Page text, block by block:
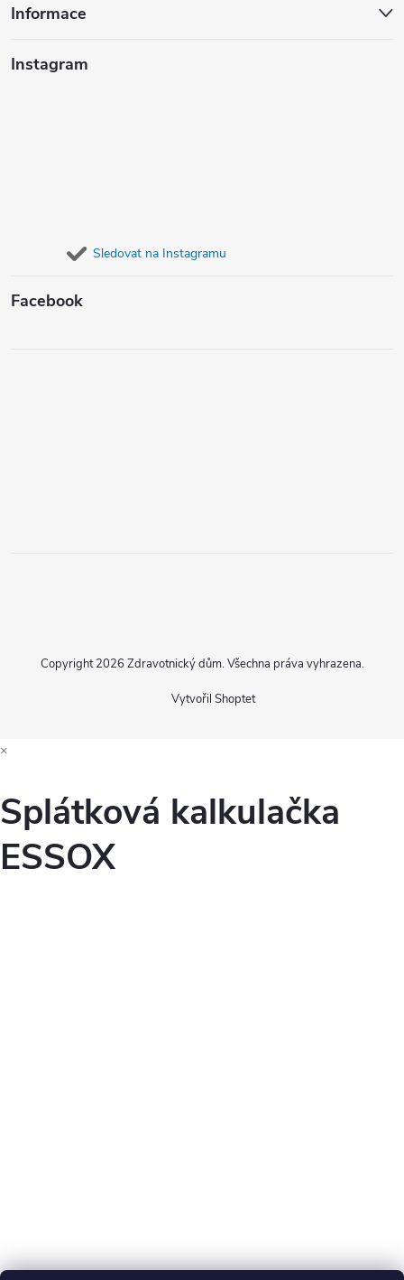
Informace
Instagram
Sledovat na Instagramu
Facebook
Vytvořil Shoptet
Copyright 2026 Zdravotnický dům. Všechna práva vyhrazena.
×
Splátková kalkulačka
ESSOX